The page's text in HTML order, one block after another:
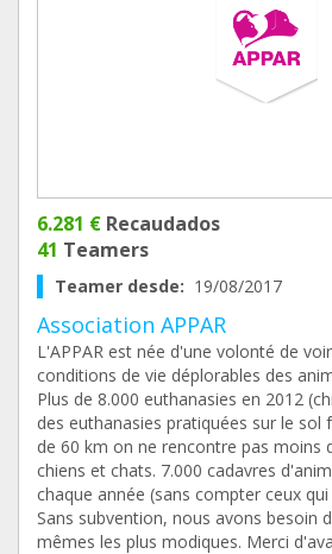
6.281 € Recaudados
41 Teamers
Teamer desde: 19/08/2017
Association APPAR
L'APPAR est née d'une volonté de
conditions de vie déplorables des
Plus de 8.000 euthanasies en 2012
des euthanasies pratiquées sur le sol
de 60 km on ne rencontre pas moins
chiens et chats. 7.000 cadavres
chaque année (sans compter ceux
Sans subvention, nous avons besoin
mêmes les plus modiques. Merci